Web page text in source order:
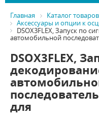
Главная Каталог товаров
Аксессуары и опции к
DSOX3FLEX, Запуск по
автомобильной
DSOX3FLEX,
для